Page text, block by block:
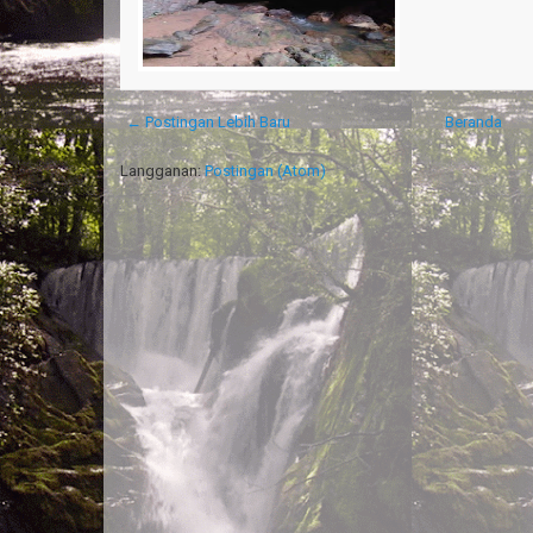
← Postingan Lebih Baru Beranda
Langganan:Postingan (Atom)